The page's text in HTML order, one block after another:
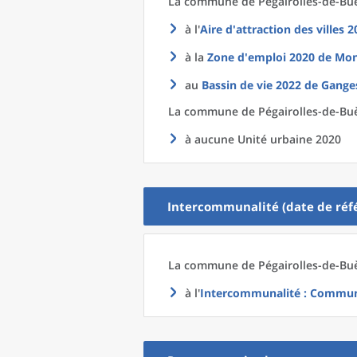
à l'Aire d'attraction des villes
à la Zone d'emploi 2020 de
au Bassin de vie 2022 de
La commune de Pégairolles-de-
à aucune Unité urbaine 2020
Intercommunalité (date de
La commune de Pégairolles-de-
à l'Intercommunalité :